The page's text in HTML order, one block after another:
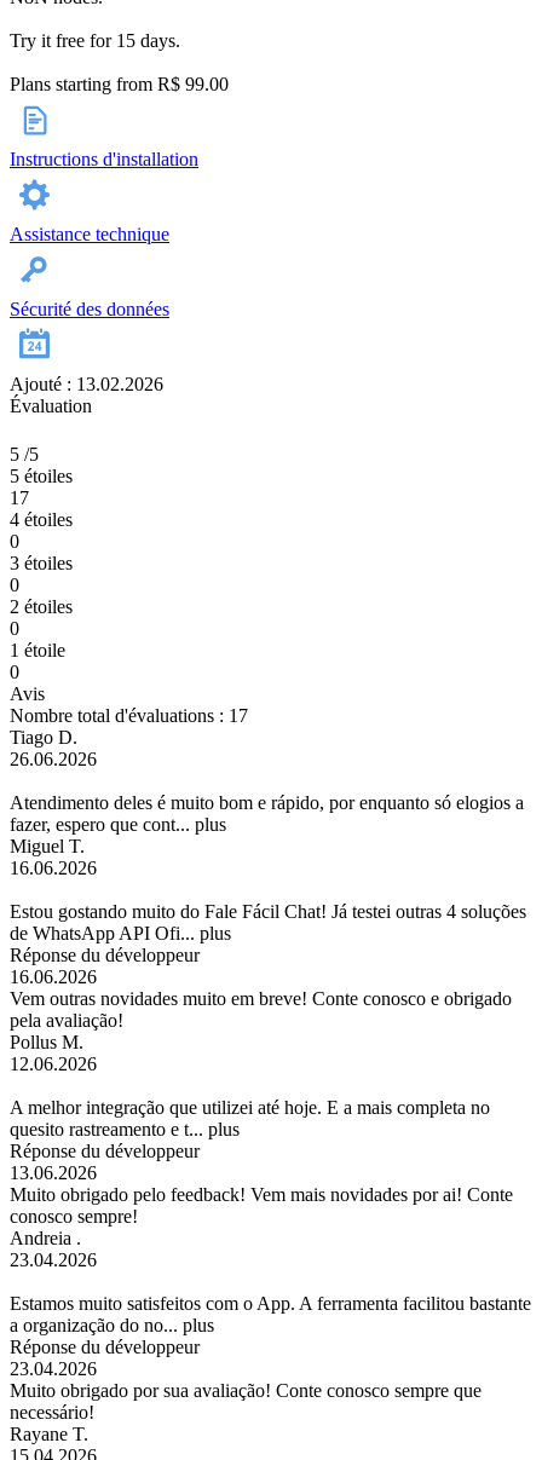
Try it free for 15 days.
Plans starting from R$ 99.00
Instructions d'installation
Assistance technique
Sécurité des données
Ajouté : 13.02.2026
Évaluation
5 /5
5 étoiles
17
4 étoiles
0
3 étoiles
0
2 étoiles
0
1 étoile
0
Avis
Nombre total d'évaluations : 17
Tiago D.
26.06.2026
Atendimento deles é muito bom e rápido, por enquanto só elogios a
fazer, espero que cont... plus
Miguel T.
16.06.2026
Estou gostando muito do Fale Fácil Chat! Já testei outras 4 soluções
de WhatsApp API Ofi... plus
Réponse du développeur
16.06.2026
Vem outras novidades muito em breve! Conte conosco e obrigado
pela avaliação!
Pollus M.
12.06.2026
A melhor integração que utilizei até hoje. E a mais completa no
quesito rastreamento e t... plus
Réponse du développeur
13.06.2026
Muito obrigado pelo feedback! Vem mais novidades por ai! Conte
conosco sempre!
Andreia .
23.04.2026
Estamos muito satisfeitos com o App. A ferramenta facilitou bastante
a organização do no... plus
Réponse du développeur
23.04.2026
Muito obrigado por sua avaliação! Conte conosco sempre que
necessário!
Rayane T.